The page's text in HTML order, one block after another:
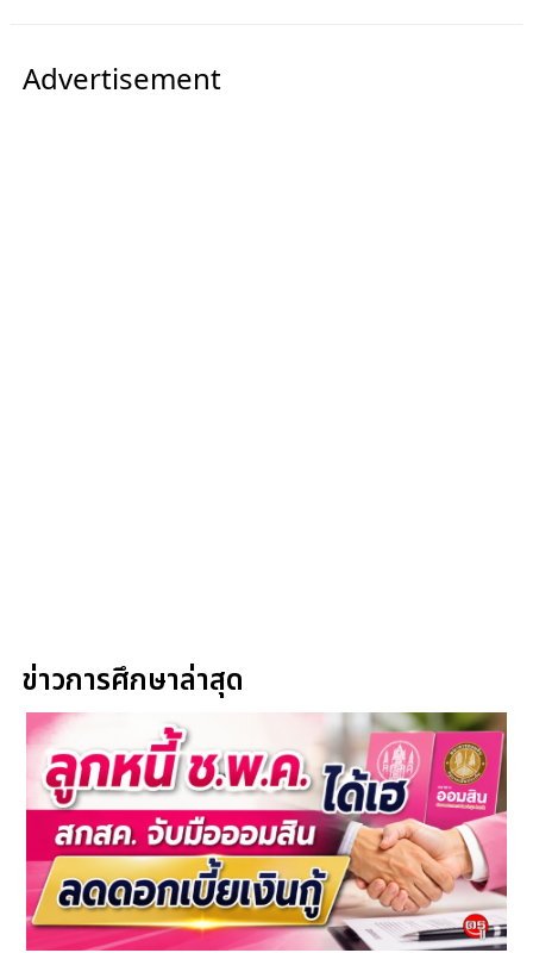
Advertisement
ข่าวการศึกษาล่าสุด